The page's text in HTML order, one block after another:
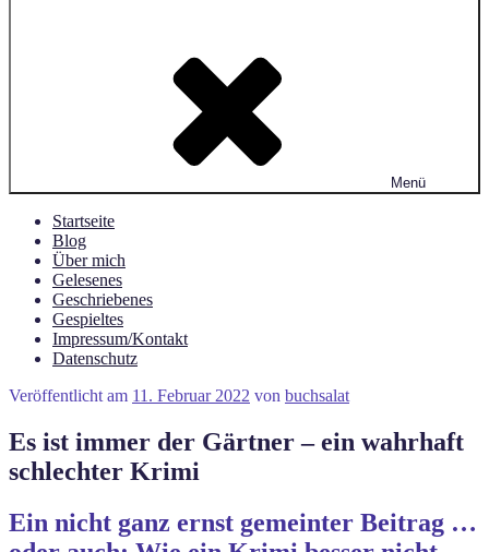
Menü
Startseite
Blog
Über mich
Gelesenes
Geschriebenes
Gespieltes
Impressum/Kontakt
Datenschutz
Veröffentlicht am 11. Februar 2022 von buchsalat
Es ist immer der Gärtner – ein wahrhaft
schlechter Krimi
Ein nicht ganz ernst gemeinter Beitrag …